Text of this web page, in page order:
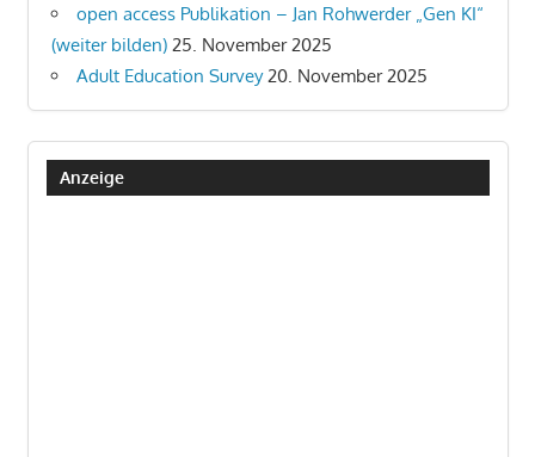
open access Publikation – Jan Rohwerder „Gen KI“
(weiter bilden) 25. November 2025
Adult Education Survey 20. November 2025
Anzeige